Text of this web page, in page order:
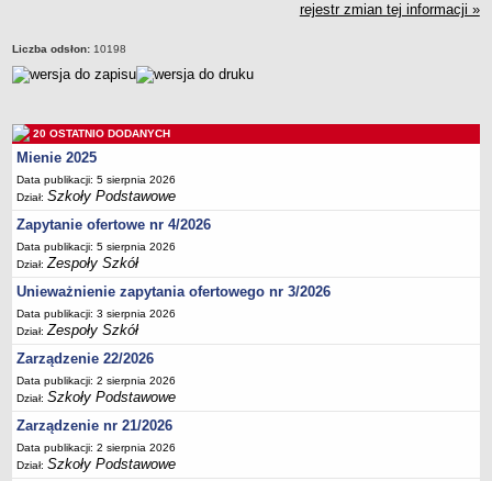
Rejestry, ewidencje, archiwa
Sprawozdania
Deklaracja dostępności
PORADNIE PSYCHOLOGICZNO-PEDAGOGICZNE
Zespół Poradni
BIURO FINANSÓW OŚWIATY
Dane podstawowe
Statut
Majątek
Godziny dyżurów
Ogłoszenia
Zarządzenia
Rejestry, ewidencje, archiwa
rejestr zmian tej informacji »
Liczba odsłon: 10198
20 OSTATNIO DODANYCH
Mienie 2025
Data publikacji: 5 sierpnia 2026
Dział:Szkoły Podstawowe
Zapytanie ofertowe nr 4/2026
Data publikacji: 5 sierpnia 2026
Dział:Zespoły Szkół
Unieważnienie zapytania ofertowego nr 3/2026
Data publikacji: 3 sierpnia 2026
Dział:Zespoły Szkół
Zarządzenie 22/2026
Data publikacji: 2 sierpnia 2026
Dział:Szkoły Podstawowe
Zarządzenie nr 21/2026
Data publikacji: 2 sierpnia 2026
Dział:Szkoły Podstawowe